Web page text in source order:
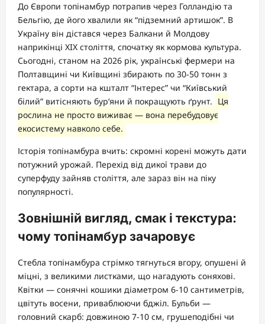
До Європи топінамбур потрапив через Голландію та
Бельгію, де його хвалили як “підземний артишок”. В
Україну він дістався через Балкани й Молдову
наприкінці XIX століття, спочатку як кормова культура.
Сьогодні, станом на 2026 рік, українські фермери на
Полтавщині чи Київщині збирають по 30-50 тонн з
гектара, а сорти на кшталт “Інтерес” чи “Київський
білий” витісняють бур’яни й покращують ґрунт. Ця
рослина не просто виживає — вона перебудовує
екосистему навколо себе.
Історія топінамбура вчить: скромні корені можуть дати
потужний урожай. Перехід від дикої трави до
суперфуду зайняв століття, але зараз він на піку
популярності.
Зовнішній вигляд, смак і текстура:
чому топінамбур зачаровує
Стебла топінамбура стрімко тягнуться вгору, опушені й
міцні, з великими листками, що нагадують соняхові.
Квітки — сонячні кошики діаметром 6-10 сантиметрів,
цвітуть восени, приваблюючи бджіл. Бульби —
головний скарб: довжиною 7-10 см, грушеподібні чи